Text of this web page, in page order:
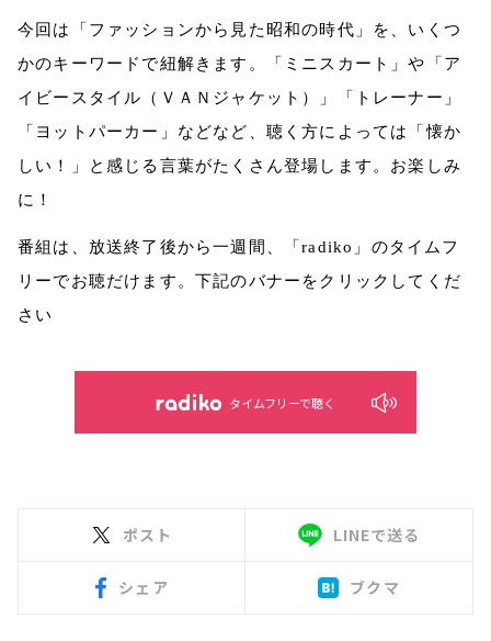
今回は「ファッションから見た昭和の時代」を、いくつ
かのキーワードで紐解きます。「ミニスカート」や「ア
イビースタイル（ＶＡＮジャケット）」「トレーナー」
「ヨットパーカー」などなど、聴く方によっては「懐か
しい！」と感じる言葉がたくさん登場します。お楽しみ
に！
番組は、放送終了後から一週間、「radiko」のタイムフ
リーでお聴だけます。下記のバナーをクリックしてくだ
さい
タイムフリーで聴く
ポスト LINEで送る
シェア ブクマ